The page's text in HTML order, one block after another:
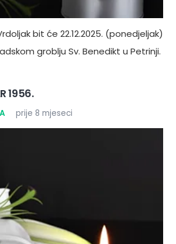
bit će 22.12.2025. (ponedjeljak)
groblju Sv. Benedikt u Petrinji.
1956.
prije 8 mjeseci